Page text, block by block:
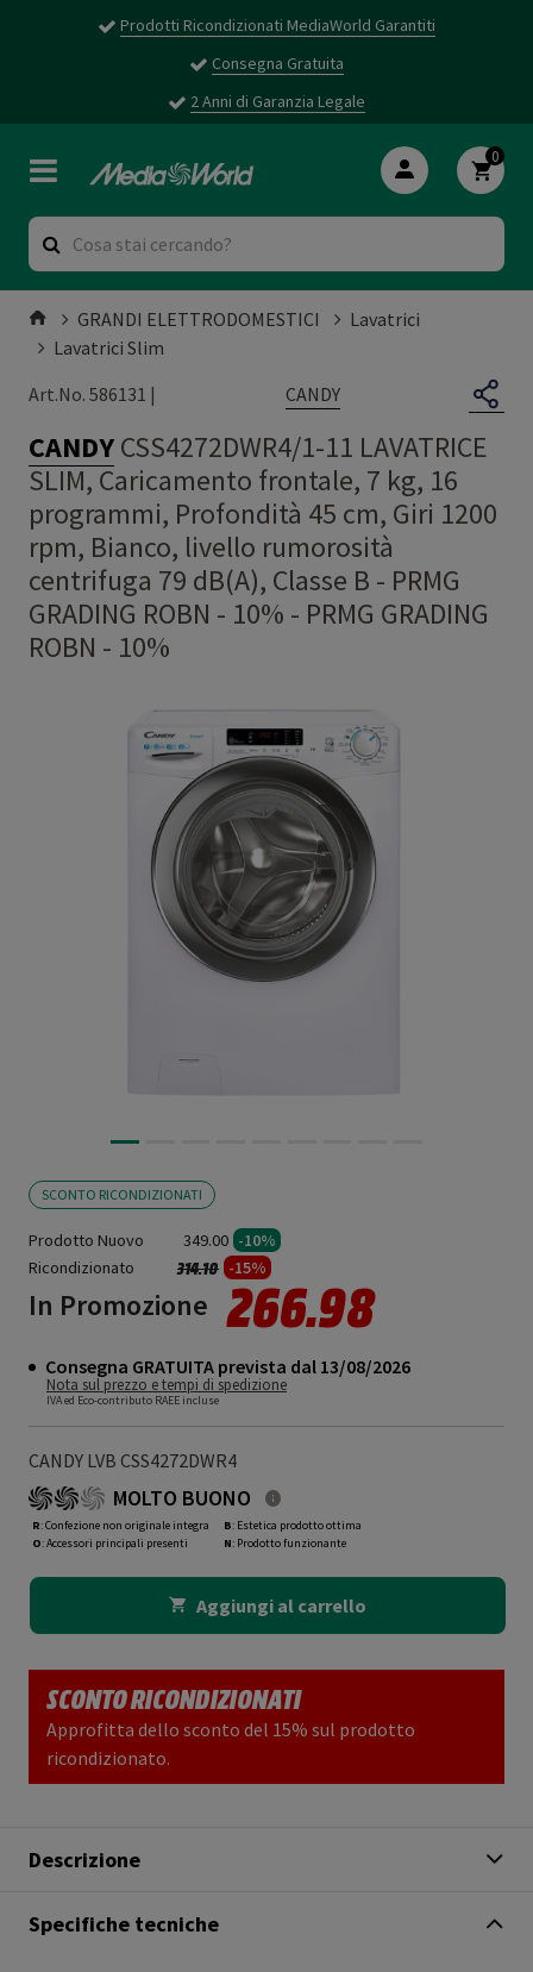
Prodotti Ricondizionati MediaWorld Garantiti
Consegna Gratuita
2 Anni di Garanzia Legale
0
GRANDI ELETTRODOMESTICI
Lavatrici
Lavatrici Slim
Art.No. 586131 |
CANDY
CANDYCSS4272DWR4/1-11 LAVATRICE
SLIM, Caricamento frontale, 7 kg, 16
programmi, Profondità 45 cm, Giri 1200
rpm, Bianco, livello rumorosità
centrifuga 79 dB(A), Classe B - PRMG
GRADING ROBN - 10% - PRMG GRADING
ROBN - 10%
SCONTO RICONDIZIONATI
Prodotto Nuovo 349.00 -10%
Ricondizionato
Prezzo ridotto da
314.10a -15%
In Promozione 266.98
Consegna GRATUITA prevista dal 13/08/2026
Nota sul prezzo e tempi di spedizione
IVA ed Eco-contributo RAEE incluse
CANDY LVB CSS4272DWR4
MOLTO BUONO
R: Confezione non originale integra
O: Accessori principali presenti
B: Estetica prodotto ottima
N: Prodotto funzionante
Aggiungi al carrello
SCONTO RICONDIZIONATI
Approfitta dello sconto del 15% sul prodotto
ricondizionato.
Descrizione
Specifiche tecniche